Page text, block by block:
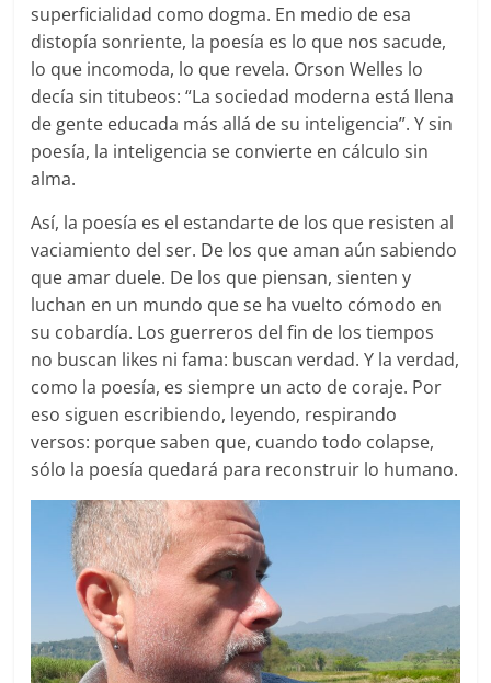
superficialidad como dogma. En medio de esa
distopía sonriente, la poesía es lo que nos sacude,
lo que incomoda, lo que revela. Orson Welles lo
decía sin titubeos: “La sociedad moderna está llena
de gente educada más allá de su inteligencia”. Y sin
poesía, la inteligencia se convierte en cálculo sin
alma.
Así, la poesía es el estandarte de los que resisten al
vaciamiento del ser. De los que aman aún sabiendo
que amar duele. De los que piensan, sienten y
luchan en un mundo que se ha vuelto cómodo en
su cobardía. Los guerreros del fin de los tiempos
no buscan likes ni fama: buscan verdad. Y la verdad,
como la poesía, es siempre un acto de coraje. Por
eso siguen escribiendo, leyendo, respirando
versos: porque saben que, cuando todo colapse,
sólo la poesía quedará para reconstruir lo humano.